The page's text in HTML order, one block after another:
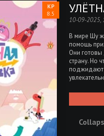
8.5
10-09-2025,
В мире Шу
помощь
Они готовы
страну. Но
поджидают
Collaps